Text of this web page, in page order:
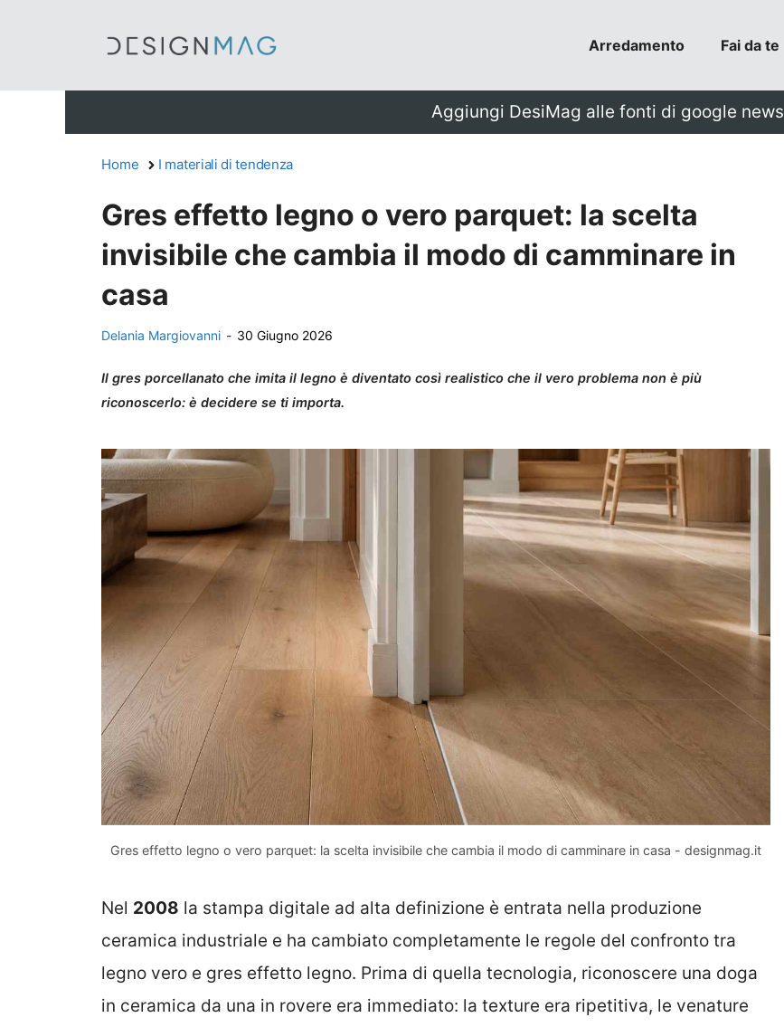
Arredamento Fai da te
Aggiungi DesiMag alle fonti di google news
Home I materiali di tendenza
Gres effetto legno o vero parquet: la scelta
invisibile che cambia il modo di camminare in
casa
Delania Margiovanni - 30 Giugno 2026
Il gres porcellanato che imita il legno è diventato così realistico che il vero problema non è più
riconoscerlo: è decidere se ti importa.
Gres effetto legno o vero parquet: la scelta invisibile che cambia il modo di camminare in casa - designmag.it
Nel 2008 la stampa digitale ad alta definizione è entrata nella produzione
ceramica industriale e ha cambiato completamente le regole del confronto tra
legno vero e gres effetto legno. Prima di quella tecnologia, riconoscere una doga
in ceramica da una in rovere era immediato: la texture era ripetitiva, le venature